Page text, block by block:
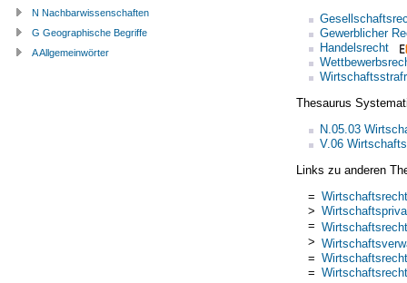
Gewerblicher
Handelsrecht
Thesaurus
N.05.03
V.06
Links zu anderen
= Wirtschaftsrecht
>
= Wirtschaftsrecht
>
= Wirtschaftsrecht
= Wirtschaftsrecht
N Nachbarwissenschaften
G Geographische Begriffe
A Allgemeinwörter